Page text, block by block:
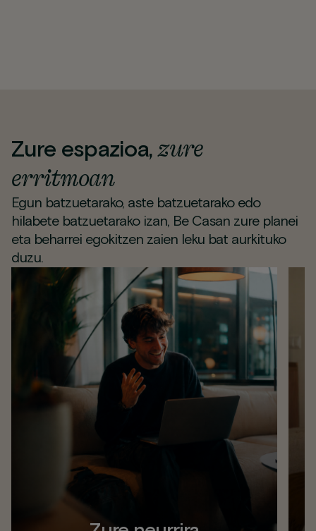
Zure espazioa,zure
erritmoan
Egun batzuetarako, aste batzuetarako edo
hilabete batzuetarako izan, Be Casan zure planei
eta beharrei egokitzen zaien leku bat aurkituko
duzu.